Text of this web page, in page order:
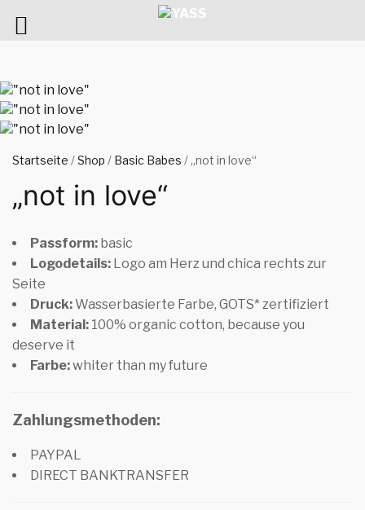
Startseite /Shop / Basic Babes / „not in love“
„not in love“
Passform: basic
Logodetails: Logo am Herz und chica rechts zur
Seite
Druck: Wasserbasierte Farbe, GOTS* zertifiziert
Material: 100% organic cotton, because you
deserve it
Farbe:whiter than my future
Zahlungsmethoden:
PAYPAL
DIRECT BANKTRANSFER